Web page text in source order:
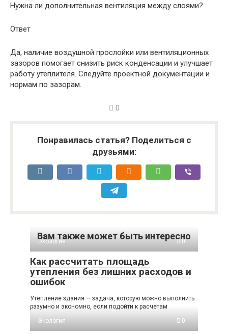
Нужна ли дополнительная вентиляция между слоями?
Ответ
Да, наличие воздушной прослойки или вентиляционных
зазоров помогает снизить риск конденсации и улучшает
работу утеплителя. Следуйте проектной документации и
нормам по зазорам.
0
Понравилась статья? Поделиться с
друзьями:
Вам также может быть интересно
Экология 0
Как рассчитать площадь
утепления без лишних расходов и
ошибок
Утепление здания — задача, которую можно выполнить
разумно и экономно, если подойти к расчетам
Экология
0